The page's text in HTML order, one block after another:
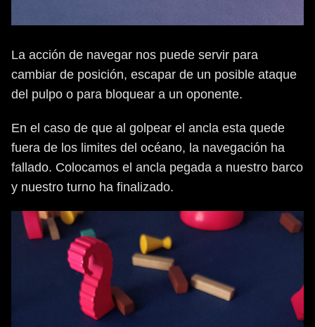
La acción de navegar nos puede servir para
cambiar de posición, escapar de un posible ataque
del pulpo o para bloquear a un oponente.
En el caso de que al golpear el ancla esta quede
fuera de los limites del océano, la navegación ha
fallado. Colocamos el ancla pegada a nuestro barco
y nuestro turno ha finalizado.